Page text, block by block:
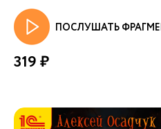
ПОСЛУШАТЬ
319 ₽